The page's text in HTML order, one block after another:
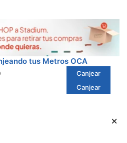
tus Metros OCA
Canjear
Canjear